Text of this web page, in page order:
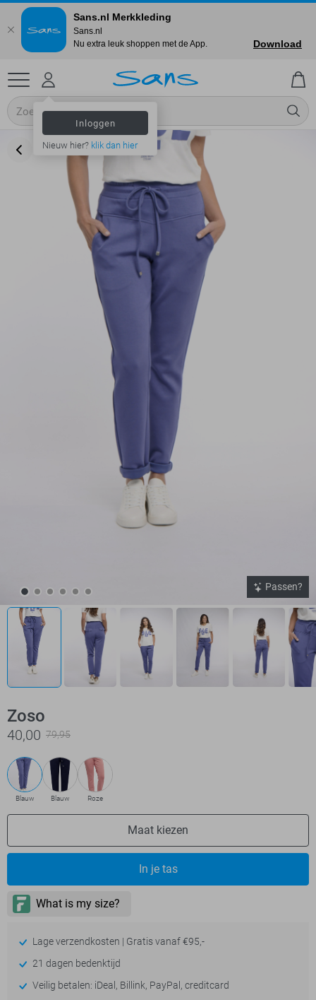
Inloggen
Nieuw hier? klik dan hier
Passen?
Zoso
40,00 79,95
Blauw Blauw Roze
Maat kiezen
In je tas
Lage verzendkosten | Gratis vanaf €95,-
21 dagen bedenktijd
Veilig betalen: iDeal, Billink, PayPal, creditcard
Sans.nl Merkkleding
Sans.nl
Nu extra leuk shoppen met de App.
Download